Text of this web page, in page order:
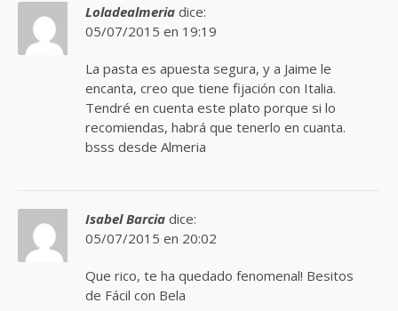
Loladealmeria dice:
05/07/2015 en 19:19
La pasta es apuesta segura, y a Jaime le
encanta, creo que tiene fijación con Italia.
Tendré en cuenta este plato porque si lo
recomiendas, habrá que tenerlo en cuanta.
bsss desde Almeria
Isabel Barcia dice:
05/07/2015 en 20:02
Que rico, te ha quedado fenomenal! Besitos
de Fácil con Bela